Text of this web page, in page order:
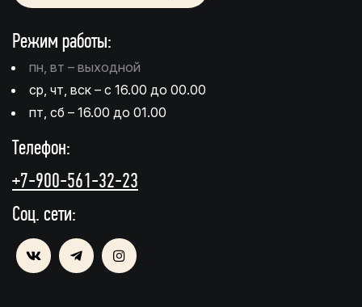
Режим работы:
пн, вт – выходной
ср, чт, вск – с 16.00 до 00.00
пт, сб – 16.00 до 01.00
Телефон:
+7-900-561-32-23
Соц. сети: